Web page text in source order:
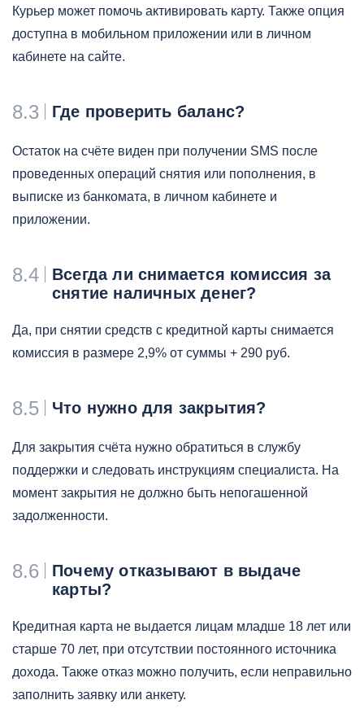
Курьер может помочь активировать карту. Также опция
доступна в мобильном приложении или в личном
кабинете на сайте.
8.3 Где проверить баланс?
Остаток на счёте виден при получении SMS после
проведенных операций снятия или пополнения, в
выписке из банкомата, в личном кабинете и
приложении.
8.4
Всегда ли снимается комиссия за
снятие наличных денег?
Да, при снятии средств с кредитной карты снимается
комиссия в размере 2,9% от суммы + 290 руб.
8.5 Что нужно для закрытия?
Для закрытия счёта нужно обратиться в службу
поддержки и следовать инструкциям специалиста. На
момент закрытия не должно быть непогашенной
задолженности.
8.6
Почему отказывают в выдаче
карты?
Кредитная карта не выдается лицам младше 18 лет или
старше 70 лет, при отсутствии постоянного источника
дохода. Также отказ можно получить, если неправильно
заполнить заявку или анкету.